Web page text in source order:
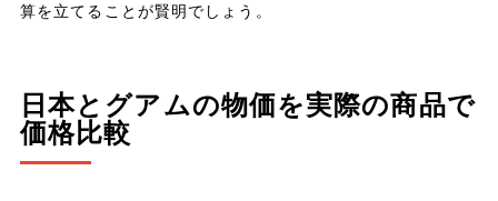
算を立てることが賢明でしょう。
日本とグアムの物価を実際の商品で
価格比較